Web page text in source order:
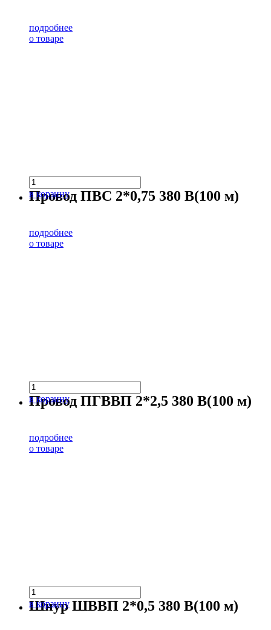
подробнее
о товаре
в корзину
Провод ПВС 2*0,75 380 В(100 м)
подробнее
о товаре
в корзину
Провод ПГВВП 2*2,5 380 В(100 м)
подробнее
о товаре
в корзину
Шнур ШВВП 2*0,5 380 В(100 м)